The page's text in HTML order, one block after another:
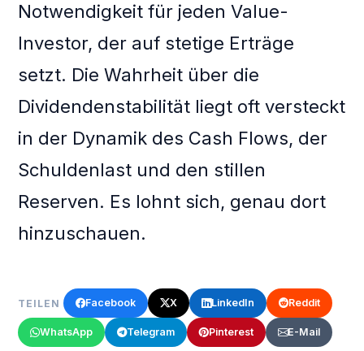
Notwendigkeit für jeden Value-
Investor, der auf stetige Erträge
setzt. Die Wahrheit über die
Dividendenstabilität liegt oft versteckt
in der Dynamik des Cash Flows, der
Schuldenlast und den stillen
Reserven. Es lohnt sich, genau dort
hinzuschauen.
TEILEN Facebook X LinkedIn Reddit
WhatsApp Telegram Pinterest E-Mail